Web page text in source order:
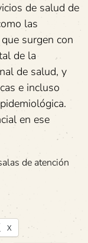
de salud de
las
surgen con
de la
de salud, y
e incluso
en ese
de atención
X